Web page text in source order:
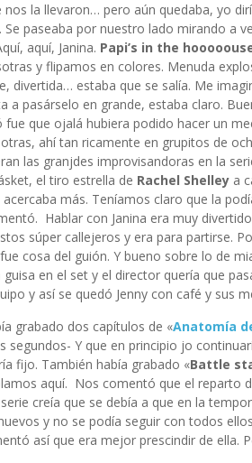
nos la llevaron… pero aún quedaba, yo
. Se paseaba por nuestro lado mirando a
aquí, Janina. Papi’s in the
y flipamos en colores. Menuda
divertida… estaba que se salía. Me
a pasárselo en grande, estaba claro.
que ojalá hubiera podido hacer un
ahí tan ricamente en grupitos de
las granjdes improvisandoras en la
el tiro estrella de Rachel Shelley a
acercaba más. Teníamos claro que la
Hablar con Janina era muy
súper callejeros y era para partirse.
cosa del guión. Y bueno sobre lo de
en el set y el director quería que
y así se quedó Jenny con café y sus
grabado dos capítulos de «Anatomía
segundos- Y que en principio jo
fijo. También había grabado «Battle
aquí. Nos comentó que el reparto
creía que se debía a que en la
y no se podía seguir con todos
así que era mejor prescindir de